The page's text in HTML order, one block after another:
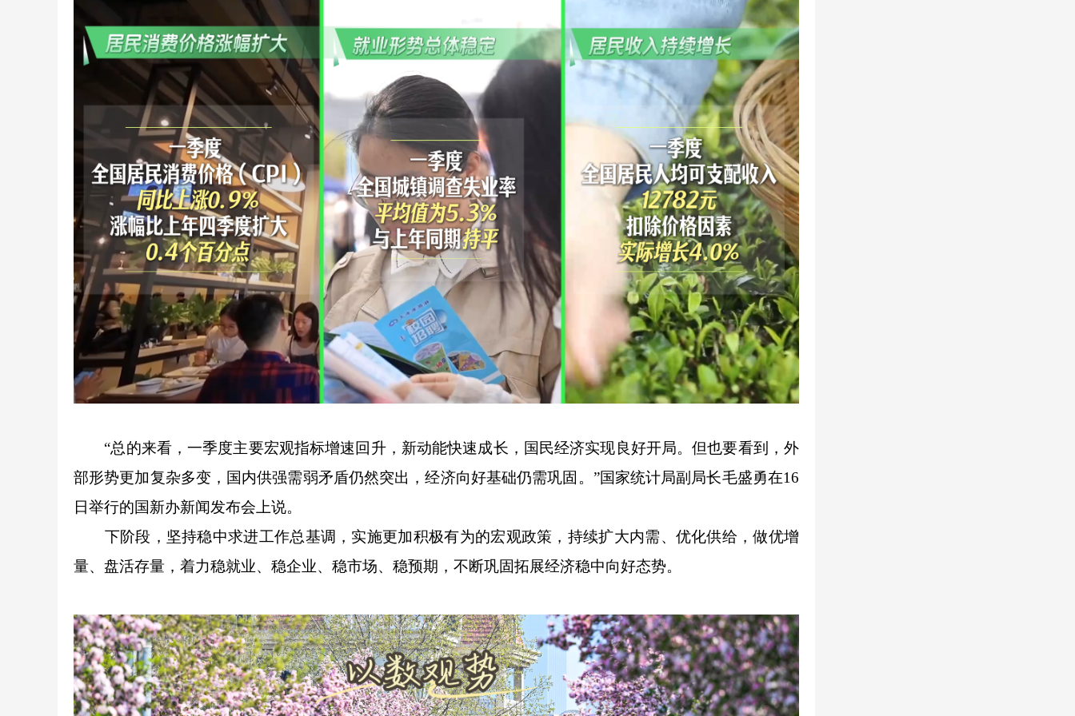
“总的来看，一季度主要宏观指标增速回升，新动能快速成长，国民经济实现良好开局。但也要看到，外
部形势更加复杂多变，国内供强需弱矛盾仍然突出，经济向好基础仍需巩固。”国家统计局副局长毛盛勇在16
日举行的国新办新闻发布会上说。
下阶段，坚持稳中求进工作总基调，实施更加积极有为的宏观政策，持续扩大内需、优化供给，做优增
量、盘活存量，着力稳就业、稳企业、稳市场、稳预期，不断巩固拓展经济稳中向好态势。